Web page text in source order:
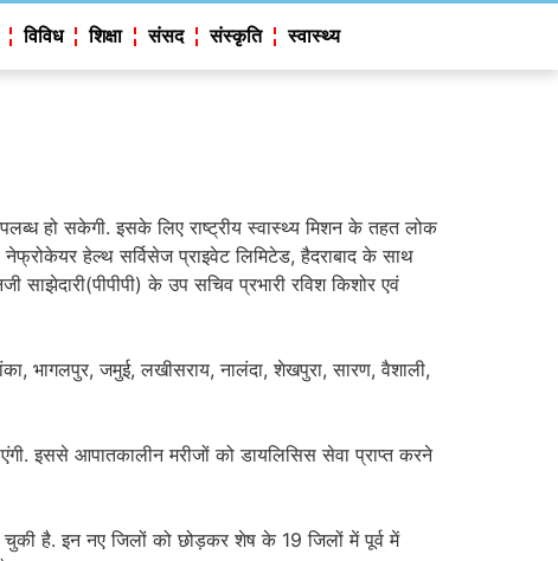
विविध शिक्षा संसद संस्कृति स्वास्थ्य
हो सकेगी. इसके लिए राष्ट्रीय स्वास्थ्य मिशन के तहत लोक
नेफ्रोकेयर हेल्थ सर्विसेज प्राइवेट लिमिटेड, हैदराबाद के साथ
साझेदारी(पीपीपी) के उप सचिव प्रभारी रविश किशोर एवं
भागलपुर, जमुई, लखीसराय, नालंदा, शेखपुरा, सारण, वैशाली,
इससे आपातकालीन मरीजों को डायलिसिस सेवा प्राप्त करने
चुकी है. इन नए जिलों को छोड़कर शेष के 19 जिलों में पूर्व में